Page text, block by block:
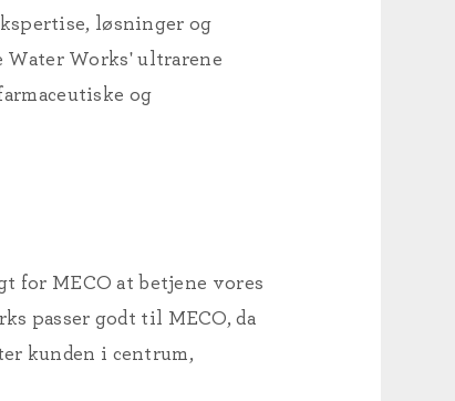
løsninger og
Works' ultrarene
og
for MECO at betjene vores
passer godt til MECO, da
kunden i centrum,